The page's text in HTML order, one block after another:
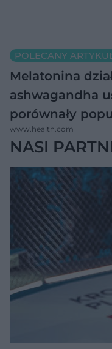
POLECANY
Melatonina
ashwagandha
porównały
www.health.com
NASI